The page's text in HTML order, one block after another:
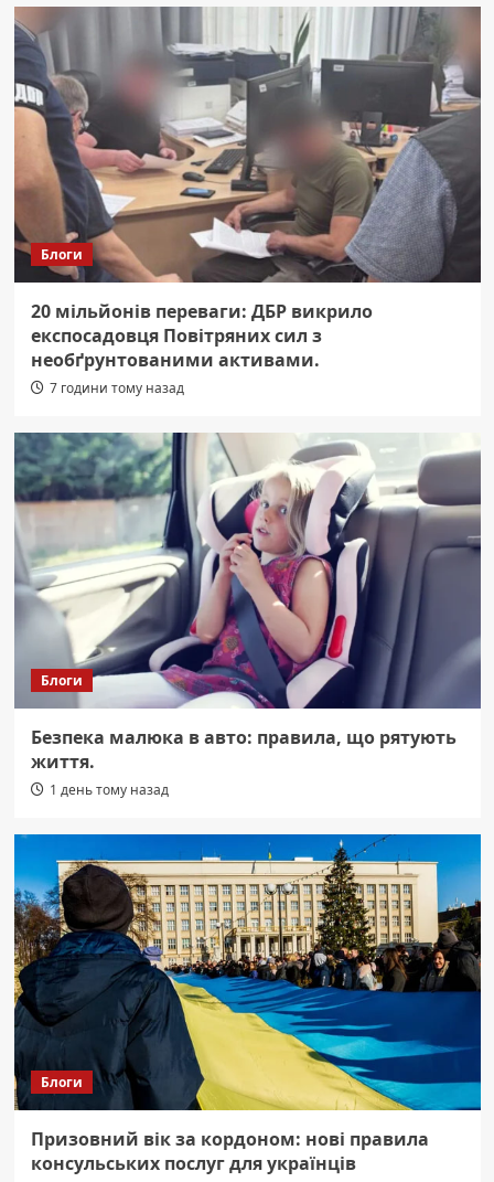
Блоги
20 мільйонів переваги: ДБР викрило
експосадовця Повітряних сил з
необґрунтованими активами.
7 години тому назад
Блоги
Безпека малюка в авто: правила, що рятують
життя.
1 день тому назад
Блоги
Призовний вік за кордоном: нові правила
консульських послуг для українців